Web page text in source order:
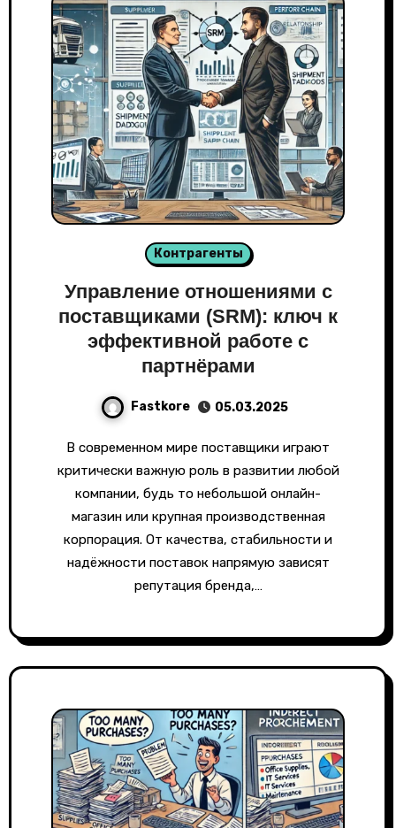
Контрагенты
Управление отношениями с
поставщиками (SRM): ключ к
эффективной работе с
партнёрами
Fastkore 05.03.2025
В современном мире поставщики играют
критически важную роль в развитии любой
компании, будь то небольшой онлайн-
магазин или крупная производственная
корпорация. От качества, стабильности и
надёжности поставок напрямую зависят
репутация бренда,…